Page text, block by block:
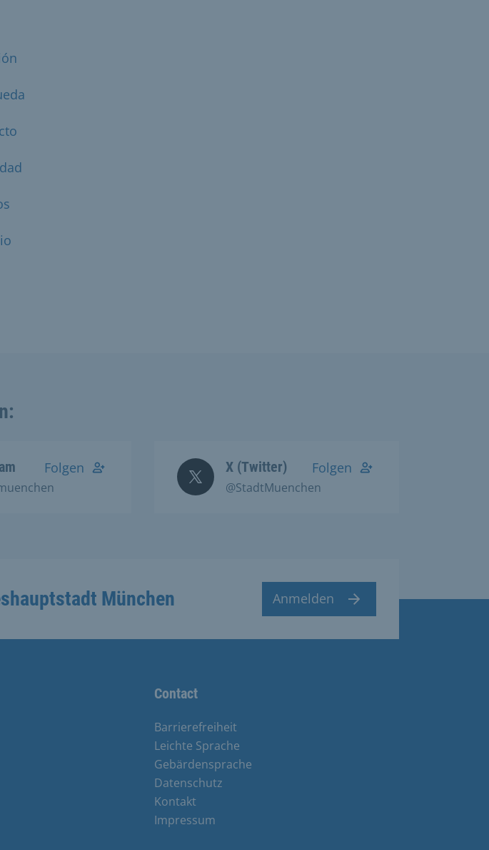
Folgen X (Twitter)
@StadtMuenchen
Folgen
München Anmelden
Contact
Barrierefreiheit
Leichte Sprache
Gebärdensprache
Datenschutz
Kontakt
Impressum